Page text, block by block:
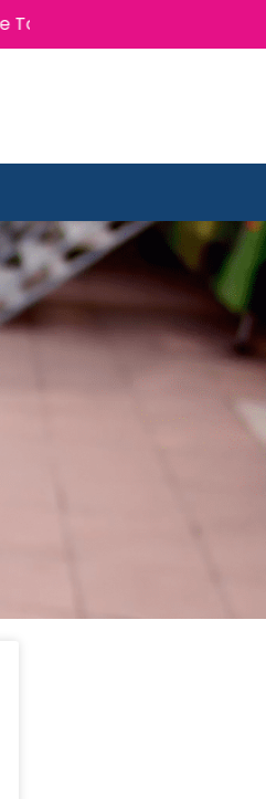
Messe findet am